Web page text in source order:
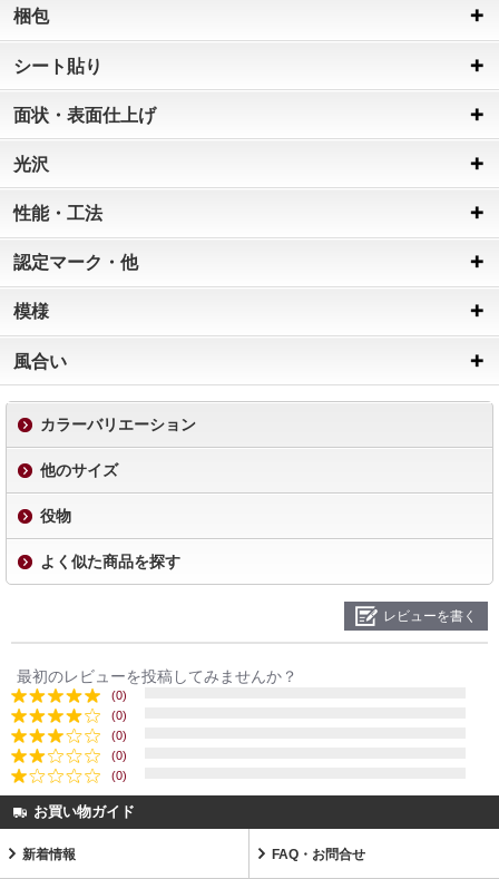
梱包
シート貼り
面状・表面仕上げ
光沢
性能・工法
認定マーク・他
模様
風合い
カラーバリエーション
他のサイズ
役物
よく似た商品を探す
レビューを書く
最初のレビューを投稿してみませんか？
(0)
(0)
(0)
(0)
(0)
お買い物ガイド
新着情報 FAQ・お問合せ